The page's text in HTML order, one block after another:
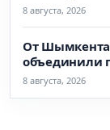
8 августа, 2026
От Шымкента
объединили
8 августа, 2026